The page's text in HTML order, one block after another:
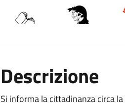
Descrizione
Si informa la cittadinanza circa la